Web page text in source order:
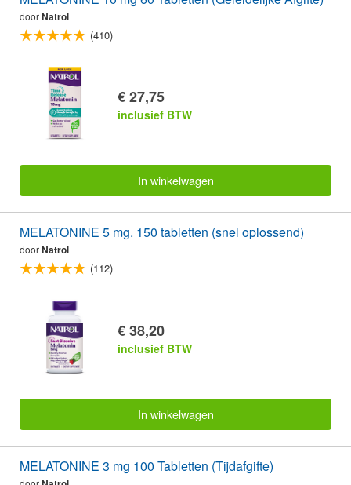
doorNatrol
(410)
€ 27,75
inclusief BTW
In winkelwagen
MELATONINE 5 mg. 150 tabletten (snel oplossend)
doorNatrol
(112)
€ 38,20
inclusief BTW
In winkelwagen
MELATONINE 3 mg 100 Tabletten (Tijdafgifte)